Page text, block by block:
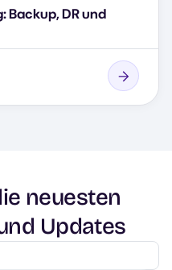
DR und
neuesten
Updates